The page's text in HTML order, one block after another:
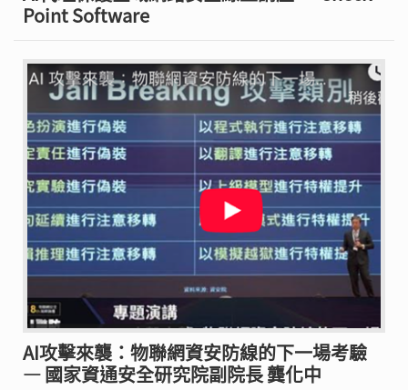
Point Software
AI攻擊來襲：物聯網資安防線的下一場考驗
— 國家資通安全研究院副院長 龔化中